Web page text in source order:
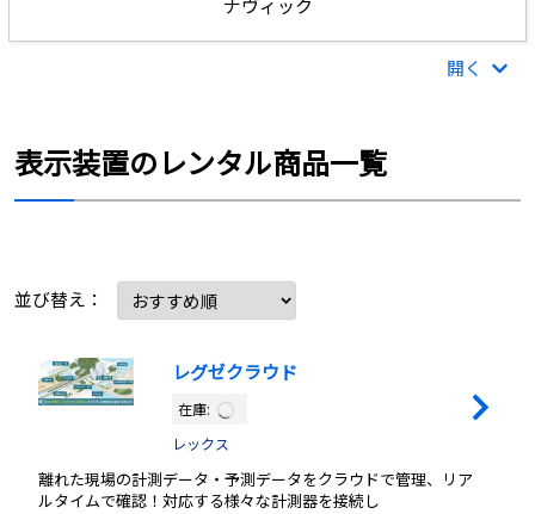
ナヴィック
開く
表示装置のレンタル商品一覧
並び替え：
レグゼクラウド
在庫:
レックス
離れた現場の計測データ・予測データをクラウドで管理、リア
ルタイムで確認！対応する様々な計測器を接続し